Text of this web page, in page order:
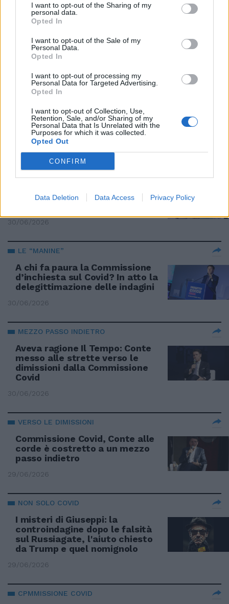
I want to opt-out of the Sharing of my
personal data.
Opted In
I want to opt-out of the Sale of my
Personal Data.
Opted In
I want to opt-out of processing my
Personal Data for Targeted Advertising.
Opted In
I want to opt-out of Collection, Use,
Retention, Sale, and/or Sharing of my
Personal Data that Is Unrelated with the
Purposes for which it was collected.
Opted Out
CONFIRM
Data Deletion Data Access Privacy Policy
Daniele Capezzone: "Non ci
Giuseppi"
30/06/2026
MASS MEDIA «DISTRATTI»
dei giornali pandemicamente
corretti
30/06/2026
LA PREMIER
Covid. E per il Quirinale Meloni
30/06/2026
LE “MANINE”
A chi fa paura la Commissione
d’inchiesta sul Covid? In atto la
delegittimazione delle indagini
30/06/2026
MEZZO PASSO INDIETRO
Aveva ragione Il Tempo: Conte
messo alle strette verso le
dimissioni dalla Commissione
Covid
30/06/2026
VERSO LE DIMISSIONI
Commissione Covid, Conte alle
corde è costretto a un mezzo
passo indietro
29/06/2026
NON SOLO COVID
I misteri di Giuseppi: la
controindagine dopo le falsità
sul Russiagate, l'aiuto chiesto
da Trump e quel nomignolo
29/06/2026
CPMMISSIONE COVID